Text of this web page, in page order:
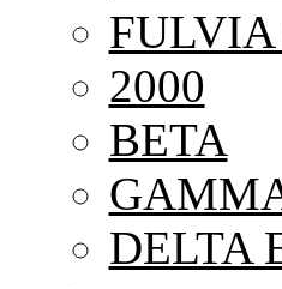
2000
BETA
DELTA